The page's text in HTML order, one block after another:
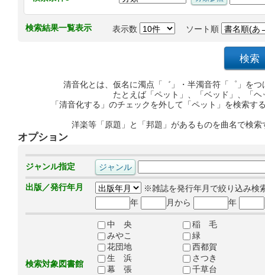
検索結果一覧表示 表示数 ソート順
清音化とは、仮名に濁点「゛」・半濁音符「゜」を
たとえば「ペット」、「ベッド」、「
「清音化する」のチェックを外して「ペット」を検索
洋楽等「原題」と「邦題」があるものを曲名で検
オプション
ジャンル指定
出版／発行年月
※雑誌を発行年月で絞り込み検
年
月から 年
検索対象図書館
中 央
稲 毛
みやこ
緑
花団地
西都賀
生 浜
さつき
幕 張
千草台